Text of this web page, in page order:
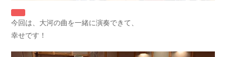
今回は、大河の曲を一緒に演奏できて、
幸せです！